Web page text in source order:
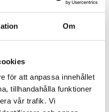
Om
för att anpassa innehållet
tillhandahålla funktioner
vår trafik. Vi
jordanslutningar
jordningar på exempelvis
med ansluten toppjordlina